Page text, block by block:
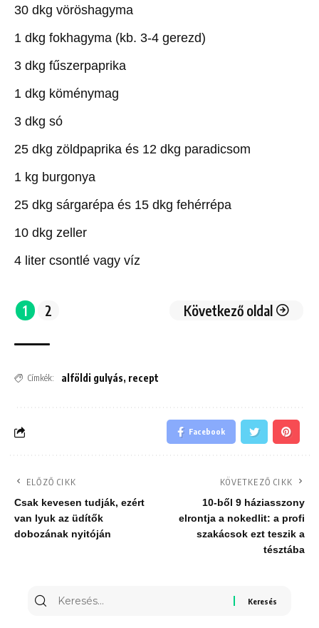
30 dkg vöröshagyma
1 dkg fokhagyma (kb. 3-4 gerezd)
3 dkg fűszerpaprika
1 dkg köménymag
3 dkg só
25 dkg zöldpaprika és 12 dkg paradicsom
1 kg burgonya
25 dkg sárgarépa és 15 dkg fehérrépa
10 dkg zeller
4 liter csontlé vagy víz
1 2 Következő oldal
Címkék: alföldi gulyás, recept
Facebook
ELŐZŐ CIKK
Csak kevesen tudják, ezért
van lyuk az üdítők
dobozának nyitóján
KÖVETKEZŐ CIKK
10-ből 9 háziasszony
elrontja a nokedlit: a profi
szakácsok ezt teszik a
tésztába
Keresés